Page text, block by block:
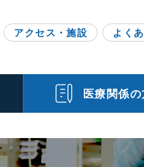
アクセス・施設 よく
医療関係